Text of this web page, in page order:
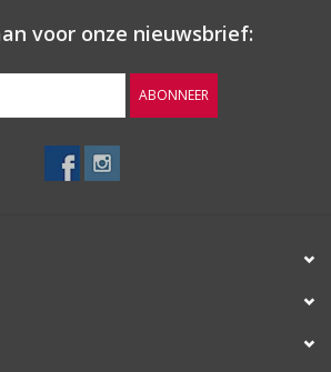
voor onze nieuwsbrief:
ABONNEER